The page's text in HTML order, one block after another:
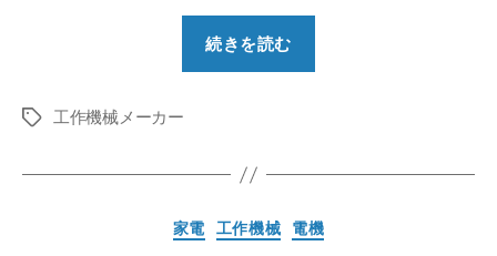
続きを読む
精
の
タ
工作機械メーカー
カ
家電 工作機械 電機